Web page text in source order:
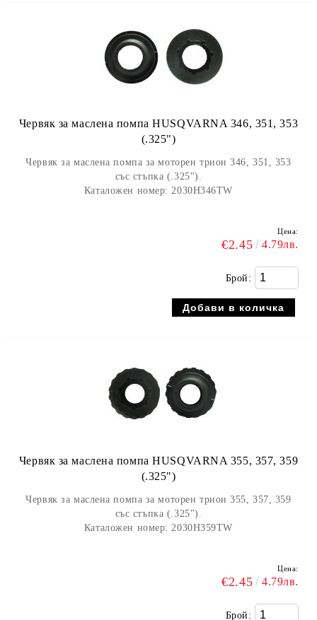
Червяк за маслена помпа HUSQVARNA 346, 351, 353
(.325")
Червяк за маслена помпа за моторен трион 346, 351, 353
със стъпка (.325").
Каталожен номер: 2030H346TW
Цена:
€2.45 4.79лв.
Брой:
Червяк за маслена помпа HUSQVARNA 355, 357, 359
(.325")
Червяк за маслена помпа за моторен трион 355, 357, 359
със стъпка (.325").
Каталожен номер: 2030H359TW
Цена:
€2.45 4.79лв.
Брой: